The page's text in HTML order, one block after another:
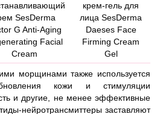
SesDerma
G Anti-Aging
Facial
Cream
крем-гель для
лица SesDerma
Daeses Face
Firming Cream
Gel
морщинами также используется
кожи и стимуляции
и другие, не менее эффективные
нейротрансмиттеры заставляют